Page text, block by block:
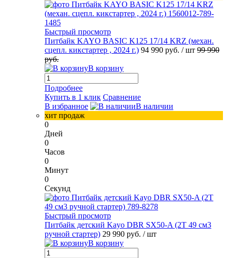
Быстрый просмотр
Питбайк KAYO BASIC K125 17/14 KRZ (механ.
сцепл. кикстартер , 2024 г.) 94 990 руб. / шт 99 990
руб.
В корзину
Подробнее
Купить в 1 клик Сравнение
В избранное
В наличии
хит продаж
0
Дней
0
Часов
0
Минут
0
Секунд
Быстрый просмотр
Питбайк детский Kayo DBR SX50-A (2T 49 см3
ручной стартер) 29 990 руб. / шт
В корзину